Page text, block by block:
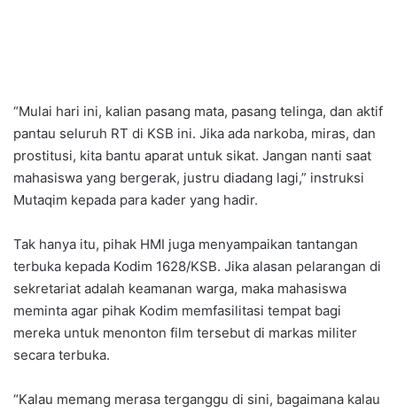
“Mulai hari ini, kalian pasang mata, pasang telinga, dan aktif
pantau seluruh RT di KSB ini. Jika ada narkoba, miras, dan
prostitusi, kita bantu aparat untuk sikat. Jangan nanti saat
mahasiswa yang bergerak, justru diadang lagi,” instruksi
Mutaqim kepada para kader yang hadir.
Tak hanya itu, pihak HMI juga menyampaikan tantangan
terbuka kepada Kodim 1628/KSB. Jika alasan pelarangan di
sekretariat adalah keamanan warga, maka mahasiswa
meminta agar pihak Kodim memfasilitasi tempat bagi
mereka untuk menonton film tersebut di markas militer
secara terbuka.
“Kalau memang merasa terganggu di sini, bagaimana kalau